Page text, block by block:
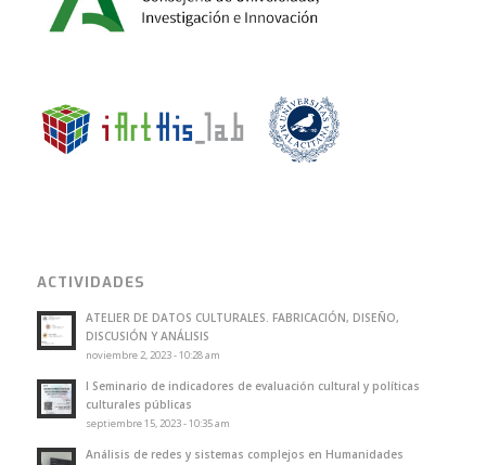
ACTIVIDADES
ATELIER DE DATOS CULTURALES. FABRICACIÓN, DISEÑO,
DISCUSIÓN Y ANÁLISIS
noviembre 2, 2023 - 10:28 am
I Seminario de indicadores de evaluación cultural y políticas
culturales públicas
septiembre 15, 2023 - 10:35 am
Análisis de redes y sistemas complejos en Humanidades